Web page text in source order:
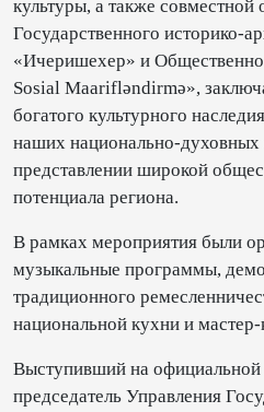
культуры, а также совместной
Государственного историко-
«Ичеришехер» и
Sosial Maarifləndirmə»,
богатого культурного
наших национально-духовных
представлении широкой
потенциала региона.
В рамках мероприятия были
музыкальные программы,
традиционного
национальной кухни и мастер-
Выступивший на
председатель Управления